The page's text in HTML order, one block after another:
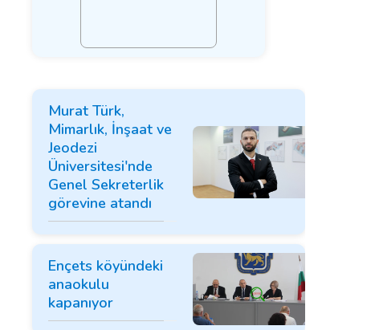
Murat Türk,
Mimarlık, İnşaat ve
Jeodezi
Üniversitesi'nde
Genel Sekreterlik
görevine atandı
Ençets köyündeki
anaokulu
kapanıyor